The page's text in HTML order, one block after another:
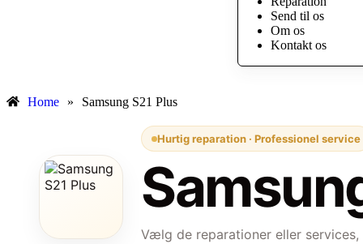
Send til os
Om os
Kontakt os
Home » Samsung S21 Plus
Hurtig reparation · Professionel service
Vælg de reparationer eller